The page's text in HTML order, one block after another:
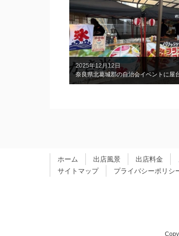
2025年12月12日
ホーム 出店風景 出店料金
サイトマップ
プライバシーポリシ